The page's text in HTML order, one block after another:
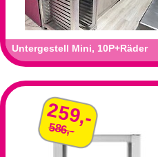
Untergestell Mini, 10P+Räder
259,-
586,-